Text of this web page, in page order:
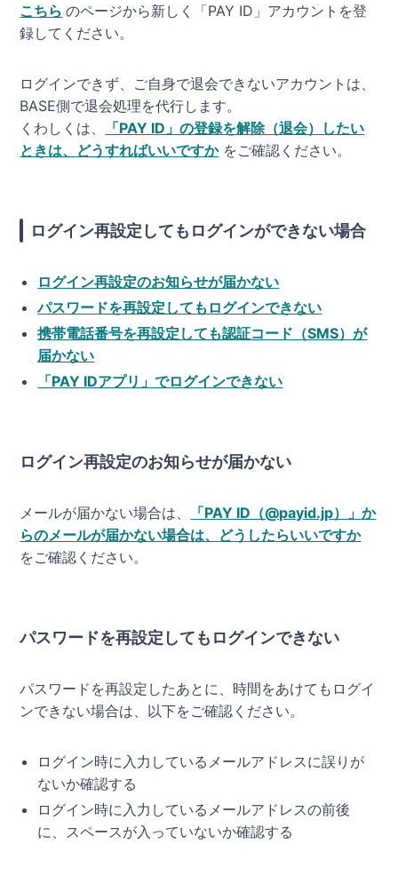
こちら のページから新しく「PAY ID」アカウントを登
録してください。
ログインできず、ご自身で退会できないアカウントは、
BASE側で退会処理を代行します。
くわしくは、
「PAY ID」の登録を解除（退会）したい
ときは、どうすればいいですかをご確認ください。
ログイン再設定してもログインができない場合
ログイン再設定のお知らせが届かない
パスワードを再設定してもログインできない
携帯電話番号を再設定しても認証コード（SMS）が
届かない
「PAY IDアプリ」でログインできない
ログイン再設定のお知らせが届かない
メールが届かない場合は、
「PAY ID（@payid.jp）」か
らのメールが届かない場合は、どうしたらいいですか
をご確認ください。
パスワードを再設定してもログインできない
パスワードを再設定したあとに、時間をあけてもログイ
ンできない場合は、以下をご確認ください。
ログイン時に入力しているメールアドレスに誤りが
ないか確認する
ログイン時に入力しているメールアドレスの前後
に、スペースが入っていないか確認する